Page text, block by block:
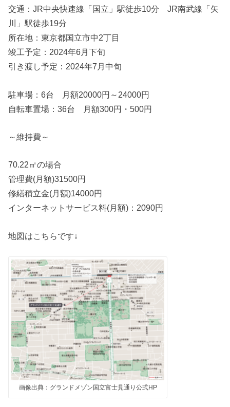
交通：JR中央快速線「国立」駅徒歩10分 JR南武線「矢
川」駅徒歩19分
所在地：東京都国立市中2丁目
竣工予定：2024年6月下旬
引き渡し予定：2024年7月中旬
駐車場：6台 月額20000円～24000円
自転車置場：36台 月額300円・500円
～維持費～
70.22㎡の場合
管理費(月額)31500円
修繕積立金(月額)14000円
インターネットサービス料(月額)：2090円
地図はこちらです↓
画像出典：グランドメゾン国立富士見通り公式HP